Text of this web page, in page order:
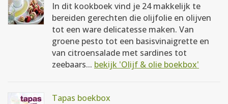
In dit kookboek vind je 24 makkelijk te
bereiden gerechten die olijfolie en olijven
tot een ware delicatesse maken. Van
groene pesto tot een basisvinaigrette en
van citroensalade met sardines tot
zeebaars... bekijk 'Olijf & olie boekbox'
Tapas boekbox